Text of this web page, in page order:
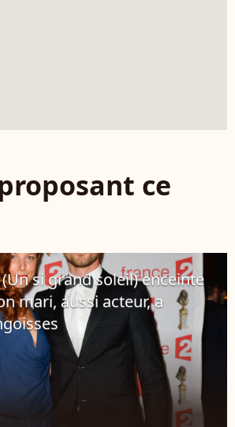
ce
si grand soleil) enceinte
mari, aussi acteur, a